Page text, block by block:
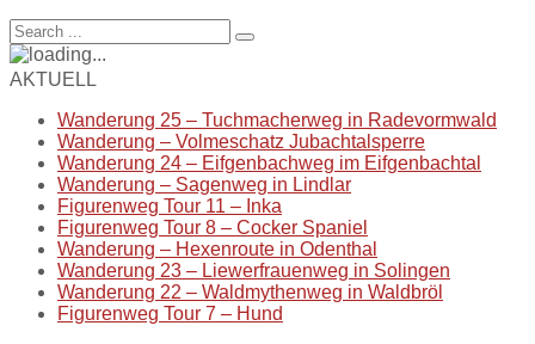
AKTUELL
Wanderung 25 – Tuchmacherweg in Radevormwald
Wanderung – Volmeschatz Jubachtalsperre
Wanderung 24 – Eifgenbachweg im Eifgenbachtal
Wanderung – Sagenweg in Lindlar
Figurenweg Tour 11 – Inka
Figurenweg Tour 8 – Cocker Spaniel
Wanderung – Hexenroute in Odenthal
Wanderung 23 – Liewerfrauenweg in Solingen
Wanderung 22 – Waldmythenweg in Waldbröl
Figurenweg Tour 7 – Hund